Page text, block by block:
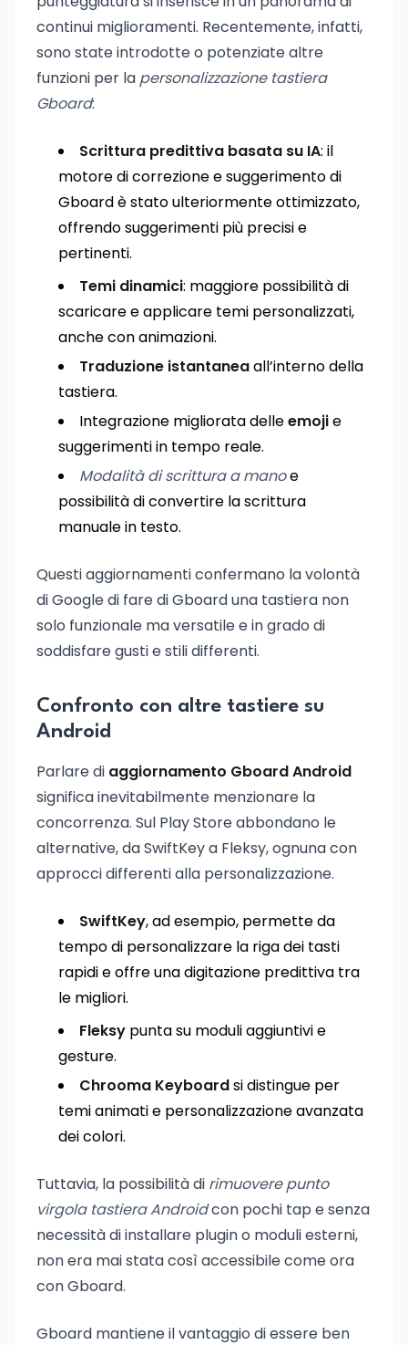
continui miglioramenti. Recentemente, infatti,
sono state introdotte o potenziate altre
funzioni per la personalizzazione tastiera
Gboard:
Scrittura predittiva basata su IA: il
motore di correzione e suggerimento di
Gboard è stato ulteriormente ottimizzato,
offrendo suggerimenti più precisi e
pertinenti.
Temi dinamici: maggiore possibilità di
scaricare e applicare temi personalizzati,
anche con animazioni.
Traduzione istantaneaall’interno della
tastiera.
Integrazione migliorata delleemojie
suggerimenti in tempo reale.
Modalità di scrittura a manoe
possibilità di convertire la scrittura
manuale in testo.
Questi aggiornamenti confermano la volontà
di Google di fare di Gboard una tastiera non
solo funzionale ma versatile e in grado di
soddisfare gusti e stili differenti.
Confronto con altre tastiere su
Android
Parlare di aggiornamento Gboard Android
significa inevitabilmente menzionare la
concorrenza. Sul Play Store abbondano le
alternative, da SwiftKey a Fleksy, ognuna con
approcci differenti alla personalizzazione.
SwiftKey, ad esempio, permette da
tempo di personalizzare la riga dei tasti
rapidi e offre una digitazione predittiva tra
le migliori.
Fleksy punta su moduli aggiuntivi e
gesture.
Chrooma Keyboardsi distingue per
temi animati e personalizzazione avanzata
dei colori.
Tuttavia, la possibilità di rimuovere punto
virgola tastiera Androidcon pochi tap e senza
necessità di installare plugin o moduli esterni,
non era mai stata così accessibile come ora
con Gboard.
Gboard mantiene il vantaggio di essere ben